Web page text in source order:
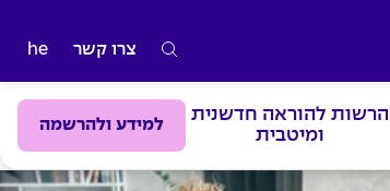
ל
ד
מ
צרו קשר he
הרשות להוראה חדשנית
ומיטבית
למידע ולהרשמה